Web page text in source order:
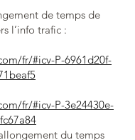
de temps de
l’info trafic :
fr/#icv-P-6961d20f-
fr/#icv-P-3e24430e-
du temps